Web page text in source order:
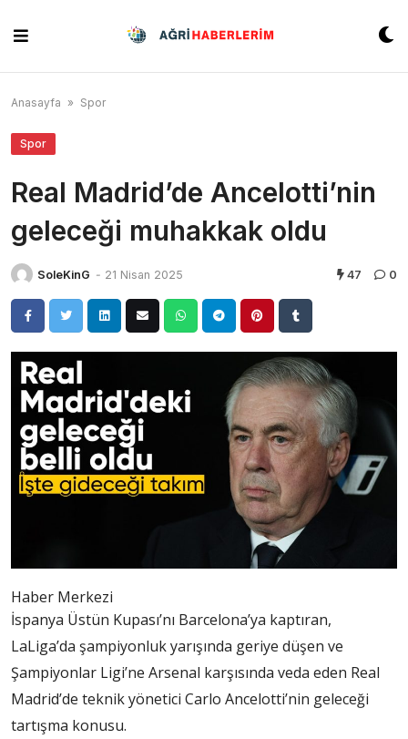
content
Anasayfa » Spor
Spor
Real Madrid’de Ancelotti’nin
geleceği muhakkak oldu
SoleKinG - 21 Nisan 2025 47 0
Haber Merkezi
İspanya Üstün Kupası’nı Barcelona’ya kaptıran,
LaLiga’da şampiyonluk yarışında geriye düşen ve
Şampiyonlar Ligi’ne Arsenal karşısında veda eden Real
Madrid’de teknik yönetici Carlo Ancelotti’nin geleceği
tartışma konusu.